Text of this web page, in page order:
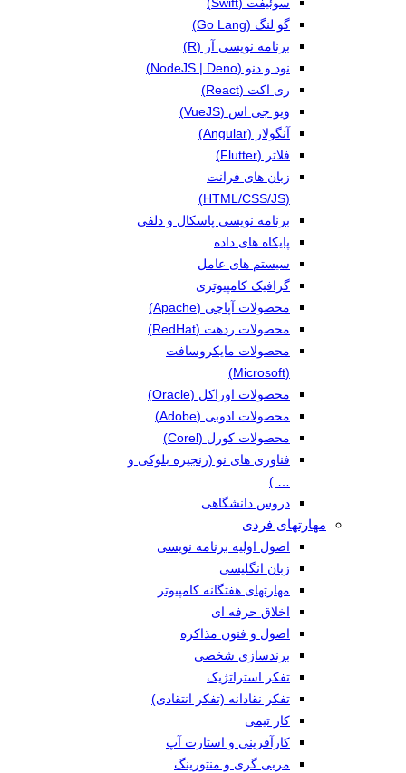
گو لنگ (Go Lang)
برنامه نویسی آر (R)
نود و دنو (NodeJS | Deno)
ری اکت (React)
ویو جی اس (VueJS)
آنگولار (Angular)
فلاتر (Flutter)
زبان های فرانت
(HTML/CSS/JS)
برنامه نویسی پاسکال و دلفی
پایکاه های داده
سیستم های عامل
گرافیک کامپیوتری
محصولات آپاچی (Apache)
محصولات ردهت (RedHat)
محصولات مایکروسافت
(Microsoft)
محصولات اوراکل (Oracle)
محصولات ادوبی (Adobe)
محصولات کورل (Corel)
فناوری های نو (زنجیره بلوکی و
… )
دروس دانشگاهی
مهارتهای فردی
اصول اولیه برنامه نویسی
زبان انگلیسی
مهارتهای هفتگانه کامپیوتر
اخلاق حرفه ای
اصول و فنون مذاکره
برندسازی شخصی
تفکر استراتژیک
تفکر نقادانه (تفکر انتقادی)
کار تیمی
کارآفرینی و استارت آپ
مربی گری و منتورینگ